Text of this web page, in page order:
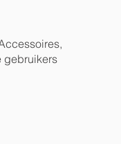
gebruikers